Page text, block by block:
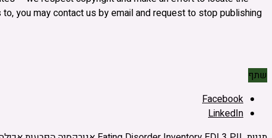
you may contact us by email and request to stop publishing
שתף
Facebook
LinkedIn